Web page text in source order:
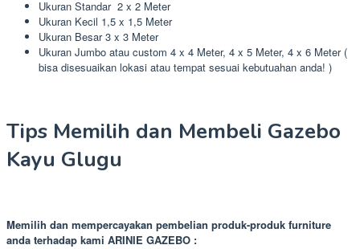
Ukuran Standar 2 x 2 Meter
Ukuran Kecil 1,5 x 1,5 Meter
Ukuran Besar 3 x 3 Meter
Ukuran Jumbo atau custom 4 x 4 Meter, 4 x 5 Meter, 4 x 6 Meter (
bisa disesuaikan lokasi atau tempat sesuai kebutuahan anda! )
Tips Memilih dan Membeli Gazebo
Kayu Glugu
Memilih dan mempercayakan pembelian produk-produk furniture
anda terhadap kami ARINIE GAZEBO :